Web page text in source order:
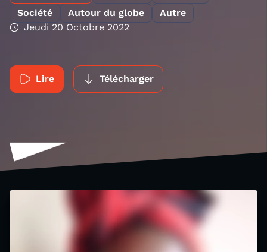
Société
Autour du globe
Autre
Jeudi 20 Octobre 2022
Lire Télécharger